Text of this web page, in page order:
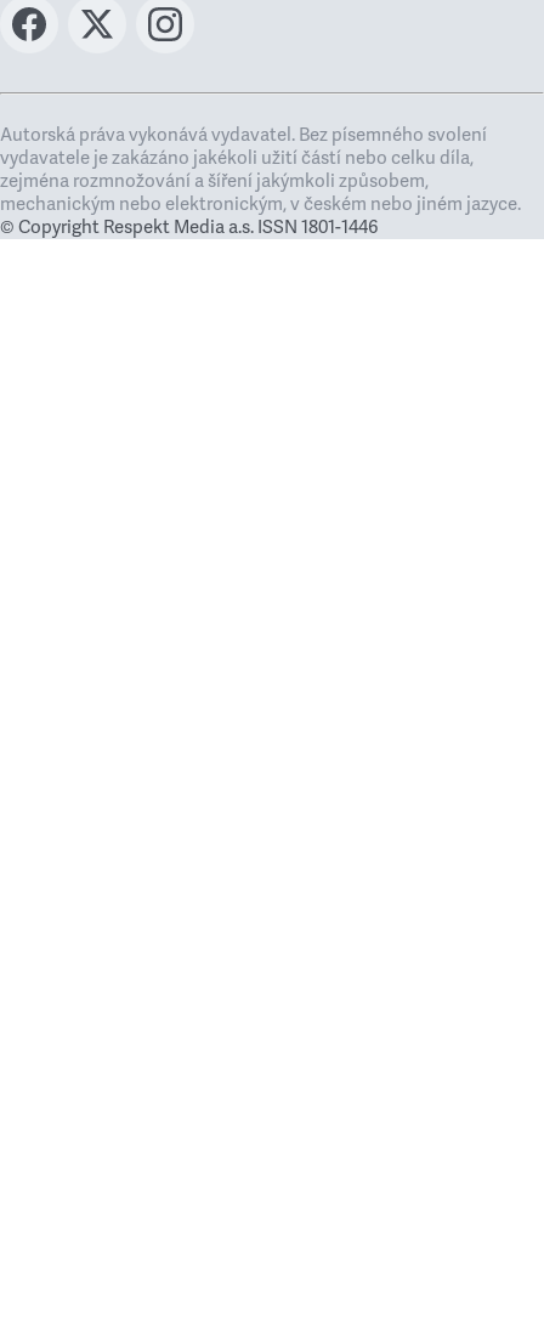
Autorská práva vykonává vydavatel. Bez písemného svolení
vydavatele je zakázáno jakékoli užití částí nebo celku díla,
zejména rozmnožování a šíření jakýmkoli způsobem,
mechanickým nebo elektronickým, v českém nebo jiném jazyce.
© Copyright Respekt Media a.s. ISSN 1801-1446